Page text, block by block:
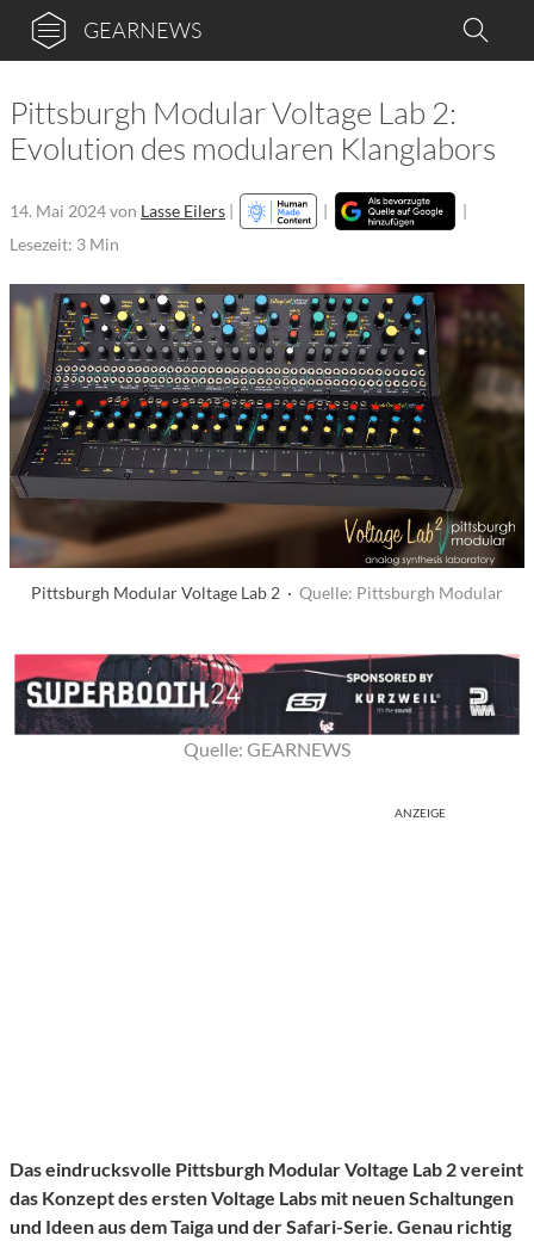
GEARNEWS
Pittsburgh Modular Voltage Lab 2:
Evolution des modularen Klanglabors
14. Mai 2024von Lasse Eilers | |
|
Lesezeit: 3 Min
Pittsburgh Modular Voltage Lab 2 · Quelle: Pittsburgh Modular
Quelle: GEARNEWS
ANZEIGE
Das eindrucksvolle Pittsburgh Modular Voltage Lab 2 vereint
das Konzept des ersten Voltage Labs mit neuen Schaltungen
und Ideen aus dem Taiga und der Safari-Serie. Genau richtig